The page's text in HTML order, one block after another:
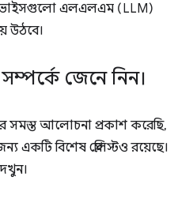
এলএলএম (LLM)
উঠবে।
জেনে নিন।
আলোচনা প্রকাশ করেছি,
একটি বিশেষ প্লেলিস্টও রয়েছে।